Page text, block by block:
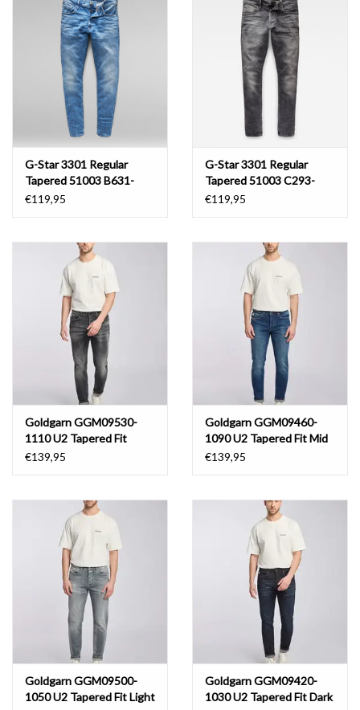
G-Star 3301 Regular
Tapered 51003 B631-
A795 Worn In Azure
€119,95
G-Star 3301 Regular
Tapered 51003 C293-
B466 Faded Bullit
€119,95
Goldgarn GGM09530-
1110 U2 Tapered Fit
Vintage Black
€139,95
Goldgarn GGM09460-
1090 U2 Tapered Fit Mid
Blue
€139,95
Goldgarn GGM09500-
1050 U2 Tapered Fit Light
Goldgarn GGM09420-
1030 U2 Tapered Fit Dark